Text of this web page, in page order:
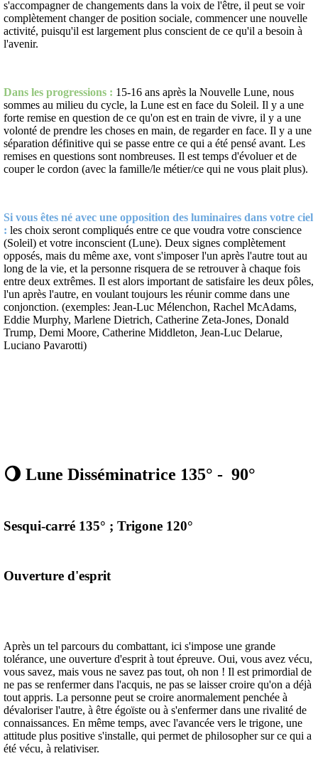
s'accompagner de changements dans la voix de l'être, il peut se voir
complètement changer de position sociale, commencer une nouvelle
activité, puisqu'il est largement plus conscient de ce qu'il a besoin à
l'avenir.
Dans les progressions : 15-16 ans après la Nouvelle Lune, nous
sommes au milieu du cycle, la Lune est en face du Soleil. Il y a une
forte remise en question de ce qu'on est en train de vivre, il y a une
volonté de prendre les choses en main, de regarder en face. Il y a une
séparation définitive qui se passe entre ce qui a été pensé avant. Les
remises en questions sont nombreuses. Il est temps d'évoluer et de
couper le cordon (avec la famille/le métier/ce qui ne vous plait plus).
Si vous êtes né avec une opposition des luminaires dans votre ciel
: les choix seront compliqués entre ce que voudra votre conscience
(Soleil) et votre inconscient (Lune). Deux signes complètement
opposés, mais du même axe, vont s'imposer l'un après l'autre tout au
long de la vie, et la personne risquera de se retrouver à chaque fois
entre deux extrêmes. Il est alors important de satisfaire les deux pôles,
l'un après l'autre, en voulant toujours les réunir comme dans une
conjonction. (exemples: Jean-Luc Mélenchon, Rachel McAdams,
Eddie Murphy, Marlene Dietrich, Catherine Zeta-Jones, Donald
Trump, Demi Moore, Catherine Middleton, Jean-Luc Delarue,
Luciano Pavarotti)
🌖 Lune Disséminatrice 135° - 90°
Sesqui-carré 135° ; Trigone 120°
Ouverture d'esprit
Après un tel parcours du combattant, ici s'impose une grande
tolérance, une ouverture d'esprit à tout épreuve. Oui, vous avez vécu,
vous savez, mais vous ne savez pas tout, oh non ! Il est primordial de
ne pas se renfermer dans l'acquis, ne pas se laisser croire qu'on a déjà
tout appris. La personne peut se croire anormalement penchée à
dévaloriser l'autre, à être égoïste ou à s'enfermer dans une rivalité de
connaissances. En même temps, avec l'avancée vers le trigone, une
attitude plus positive s'installe, qui permet de philosopher sur ce qui a
été vécu, à relativiser.